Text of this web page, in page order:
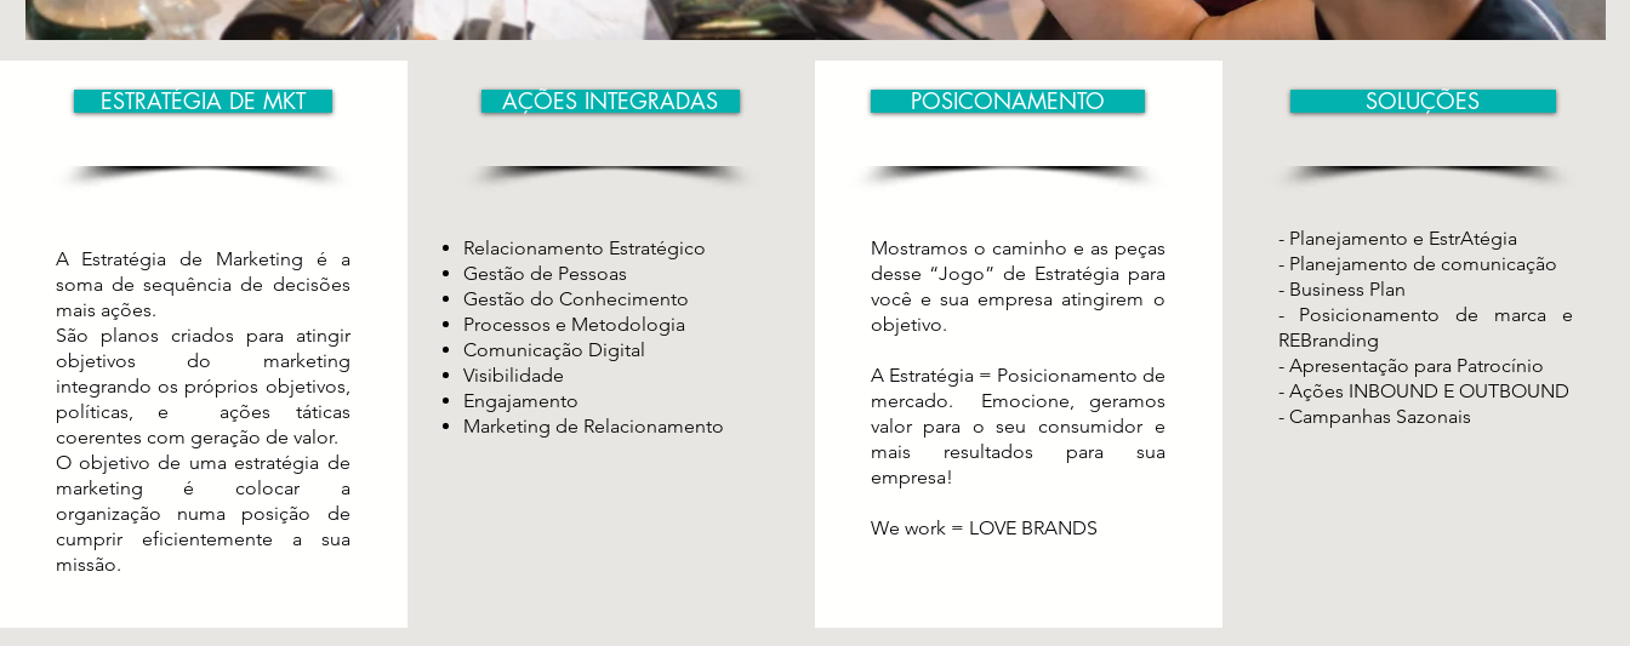
ESTRATÉGIA DE MKT
A Estratégia de Marketing é a
soma de sequência de decisões
mais ações.
São planos criados para atingir
objetivos do marketing
integrando os próprios objetivos,
políticas, e ações táticas
coerentes com geração de valor.
O objetivo de uma estratégia de
marketing é colocar a
organização numa posição de
cumprir eficientemente a sua
missão.
AÇÕES INTEGRADAS
Relacionamento Estratégico
Gestão de Pessoas
Gestão do Conhecimento
Processos e Metodologia
Comunicação Digital
Visibilidade
Engajamento
Marketing de Relacionamento
POSICONAMENTO
Mostramos o caminho e as peças
desse “Jogo” de Estratégia para
você e sua empresa atingirem o
objetivo.
A Estratégia = Posicionamento de
mercado. Emocione, geramos
valor para o seu consumidor e
mais resultados para sua
empresa!
We work = LOVE BRANDS
SOLUÇÕES
- Planejamento e EstrAtégia
- Planejamento de comunicação
- Business Plan
- Posicionamento de marca e
REBranding
- Apresentação para Patrocínio
- Ações INBOUND E OUTBOUND
- Campanhas Sazonais